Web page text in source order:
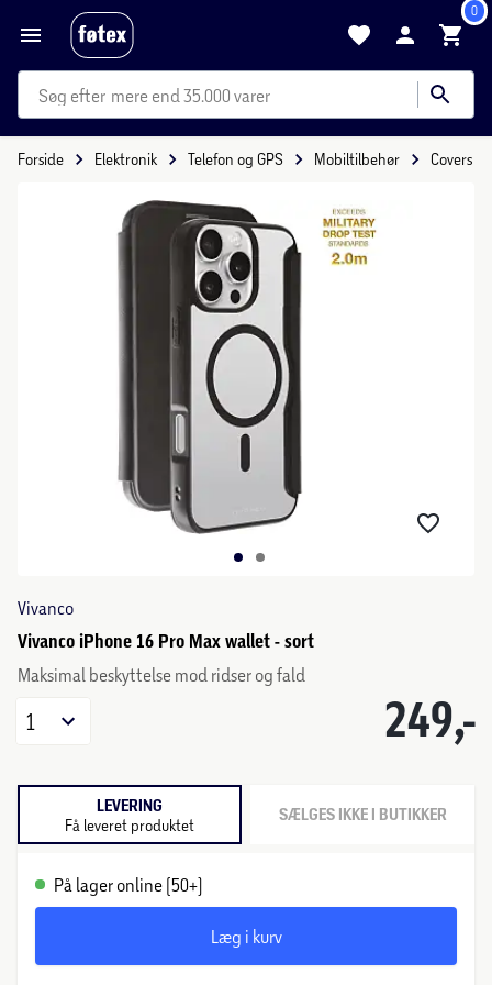
0
mere end 35.000 varer
Forside Elektronik Telefon og GPS Mobiltilbehør Covers
Vivanco
Vivanco iPhone 16 Pro Max wallet - sort
Maksimal beskyttelse mod ridser og fald
249,-
1
LEVERING
Få leveret produktet SÆLGES IKKE I BUTIKKER
På lager online (50+)
Læg i kurv